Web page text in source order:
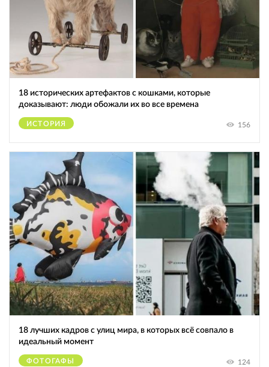
18 исторических артефактов с кошками, которые
доказывают: люди обожали их во все времена
ИСТОРИЯ 156
18 лучших кадров с улиц мира, в которых всё совпало в
идеальный момент
ФОТОГАФЫ 124